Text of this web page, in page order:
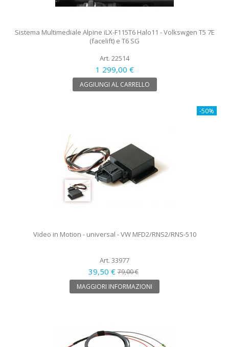
Sistema Multimediale Alpine iLX-F115T6 Halo11 - Volkswgen T5 7E
(facelift) e T6 SG
Art. 22514
1 299,00 €
AGGIUNGI AL CARRELLO
-50%
Video in Motion - universal - VW MFD2/RNS2/RNS-510
Art. 33977
39,50 €79,00 €
MAGGIORI INFORMAZIONI